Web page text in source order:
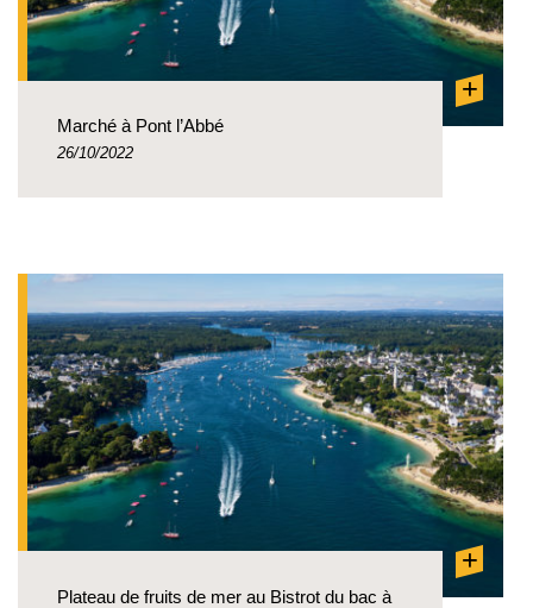
+
Marché à Pont l’Abbé
26/10/2022
+
Plateau de fruits de mer au Bistrot du bac à